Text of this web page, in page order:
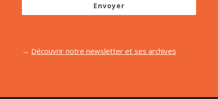
Envoyer
→ Découvrir notre newsletter et ses archives